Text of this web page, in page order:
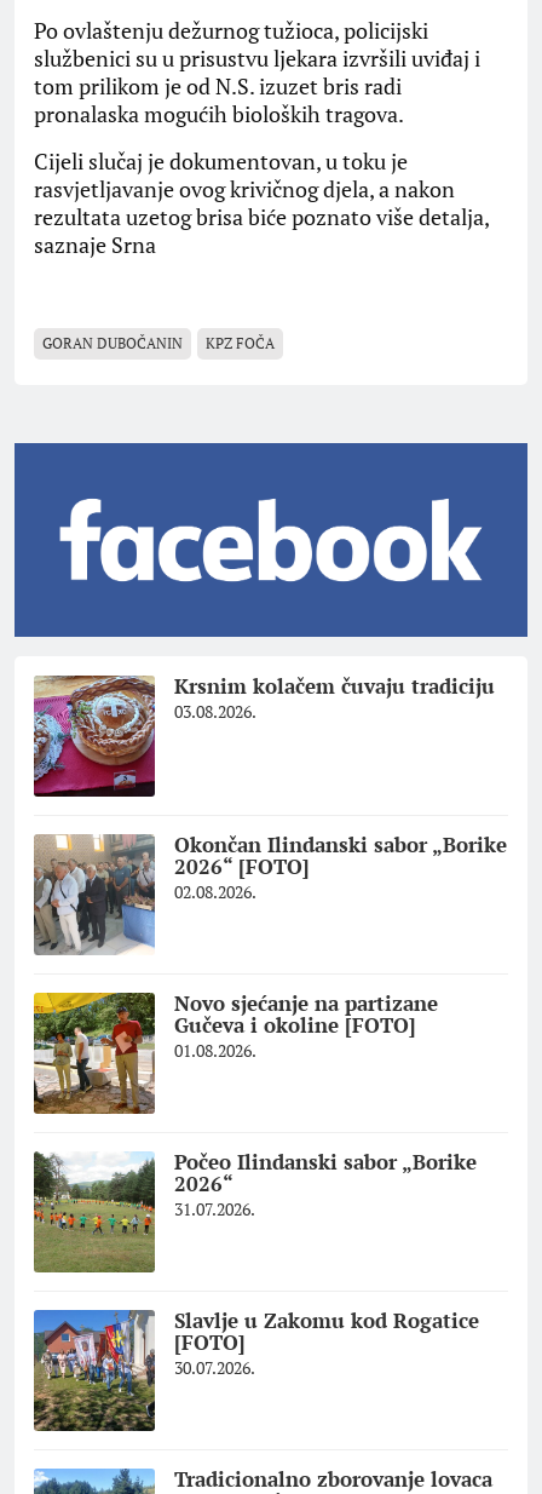
Po ovlaštenju dežurnog tužioca, policijski
službenici su u prisustvu ljekara izvršili uviđaj i
tom prilikom je od N.S. izuzet bris radi
pronalaska mogućih bioloških tragova.
Cijeli slučaj je dokumentovan, u toku je
rasvjetljavanje ovog krivičnog djela, a nakon
rezultata uzetog brisa biće poznato više detalja,
saznaje Srna
GORAN DUBOČANIN KPZ FOČA
Krsnim kolačem čuvaju tradiciju
03.08.2026.
Okončan Ilindanski sabor „Borike
2026“ [FOTO]
02.08.2026.
Novo sjećanje na partizane
Gučeva i okoline [FOTO]
01.08.2026.
Počeo Ilindanski sabor „Borike
2026“
31.07.2026.
Slavlje u Zakomu kod Rogatice
[FOTO]
30.07.2026.
Tradicionalno zborovanje lovaca